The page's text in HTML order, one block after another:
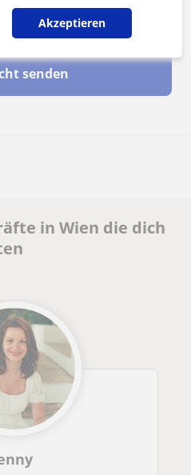
stimmen Sie unserem
zu
senden
in Wien die dich
Akzeptieren